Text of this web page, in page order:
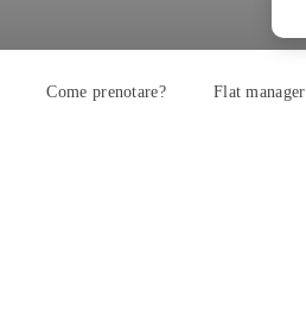
Come prenotare? Flat manager